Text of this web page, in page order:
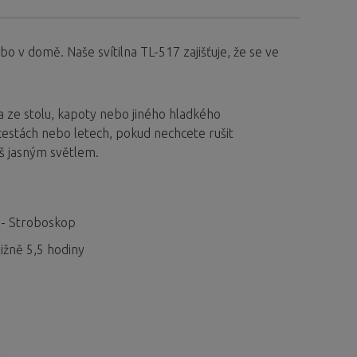
v domě. Naše svítilna TL-517 zajišťuje, že se ve
ze stolu, kapoty nebo jiného hladkého
nebo letech, pokud nechcete rušit
jasným světlem.
Stroboskop
5,5 hodiny